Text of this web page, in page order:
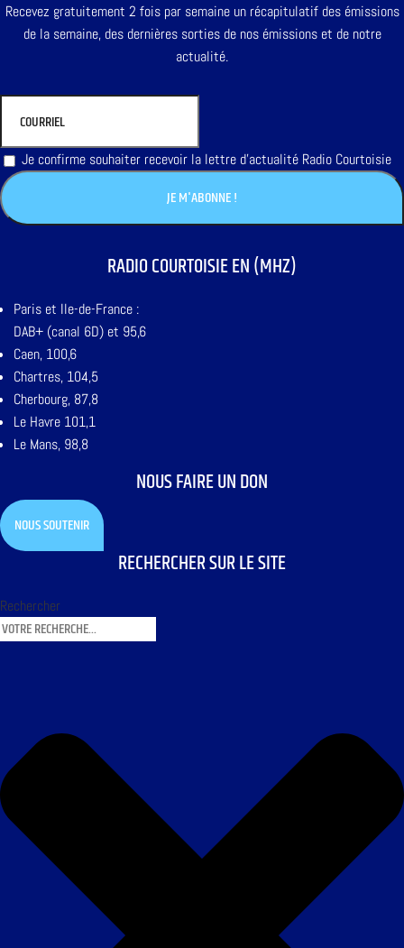
Recevez gratuitement 2 fois par semaine un récapitulatif des émissions
de la semaine, des dernières sorties de nos émissions et de notre
actualité.
Je confirme souhaiter recevoir la lettre d'actualité Radio Courtoisie
RADIO COURTOISIE EN (MHZ)
Paris et Ile-de-France :
DAB+ (canal 6D) et 95,6
Caen, 100,6
Chartres, 104,5
Cherbourg, 87,8
Le Havre 101,1
Le Mans, 98,8
NOUS FAIRE UN DON
NOUS SOUTENIR
RECHERCHER SUR LE SITE
Rechercher